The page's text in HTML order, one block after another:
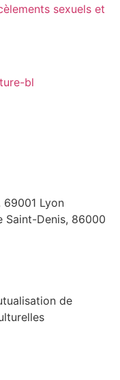
sexuels et
69001 Lyon
Saint-Denis, 86000
de